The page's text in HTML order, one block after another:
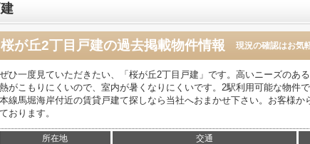
桜が丘2丁目戸建の過去掲載物件情報 現況の確認はお気
ぜひ一度見ていただきたい、「桜が丘2丁目戸建」です。高いニーズのあ
熱がこもりにくいので、室内が暑くなりにくいです。2駅利用可能な物件
本線馬堀海岸付近の賃貸戸建て探しなら当社へおまかせ下さい。お客様
ております。
所在地 交通